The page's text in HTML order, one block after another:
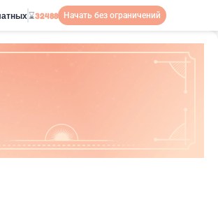
⌛32488 Начать без ограничений